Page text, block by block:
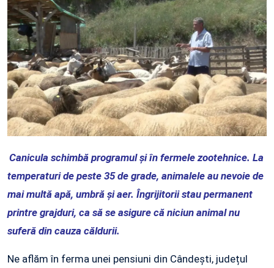
Canicula schimbă programul și în fermele zootehnice. La
temperaturi de peste 35 de grade, animalele au nevoie de
mai multă apă, umbră și aer. Îngrijitorii stau permanent
printre grajduri, ca să se asigure că niciun animal nu
suferă din cauza căldurii.
Ne aflăm în ferma unei pensiuni din Cândești, județul